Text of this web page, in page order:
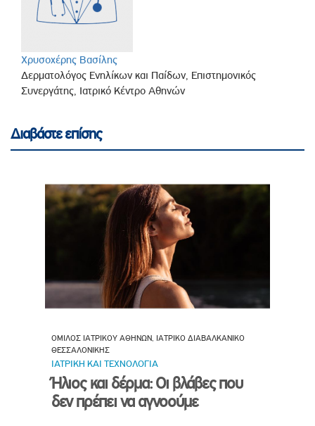
Χρυσοχέρης Βασίλης
Δερματολόγος Ενηλίκων και Παίδων, Επιστημονικός
Συνεργάτης, Ιατρικό Κέντρο Αθηνών
Διαβάστε επίσης
ΟΜΙΛΟΣ ΙΑΤΡΙΚΟΥ ΑΘΗΝΩΝ, ΙΑΤΡΙΚΟ ΔΙΑΒΑΛΚΑΝΙΚΟ
ΘΕΣΣΑΛΟΝΙΚΗΣ
ΙΑΤΡΙΚΗ ΚΑΙ ΤΕΧΝΟΛΟΓΙΑ
Ήλιος και δέρμα: Οι βλάβες που
δεν πρέπει να αγνοούμε